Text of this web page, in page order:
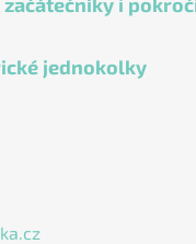
jednokolky